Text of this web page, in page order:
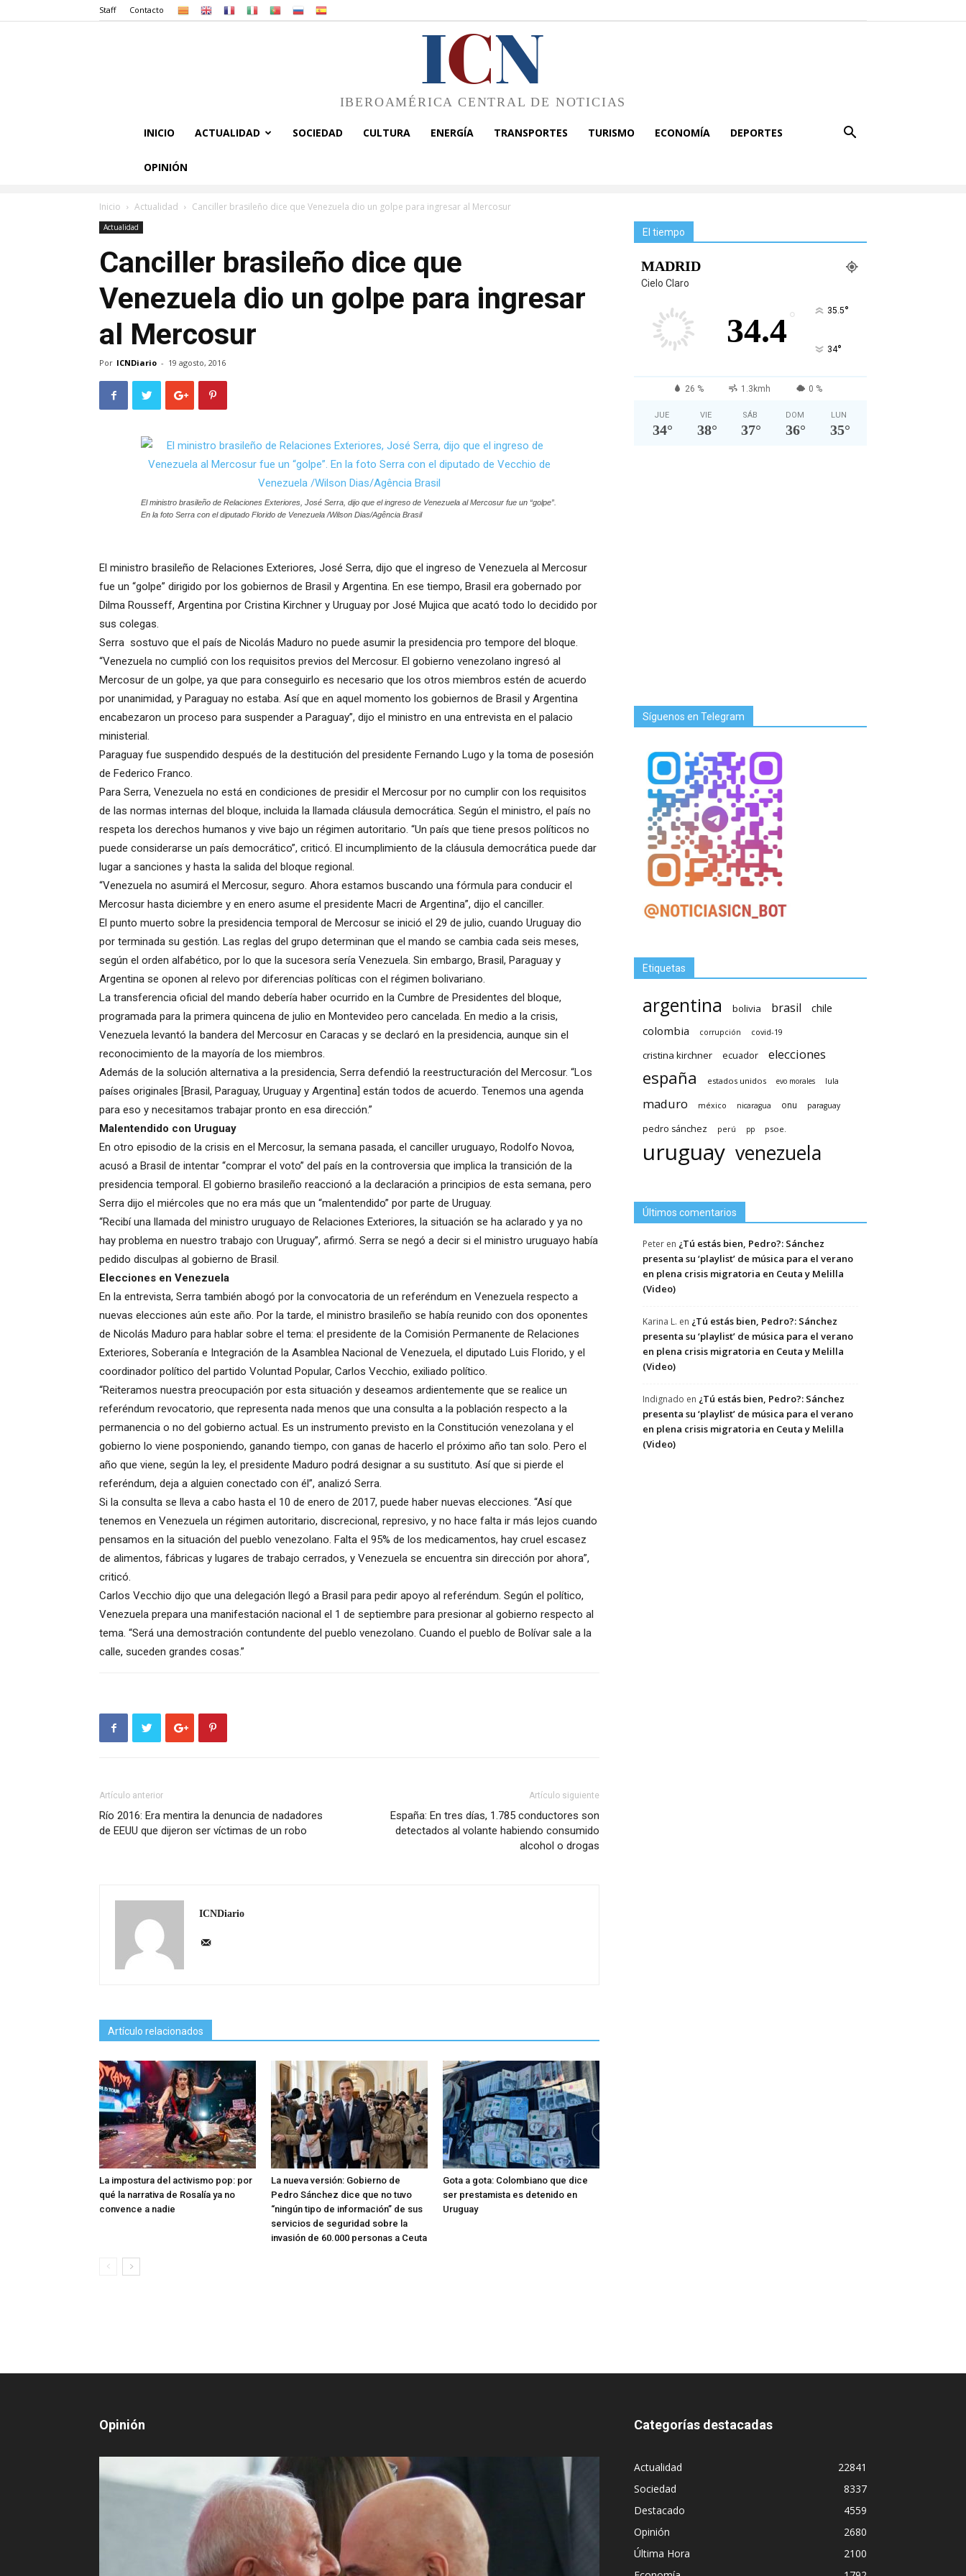
Staff Contacto
ICN
IBEROAMÉRICA CENTRAL DE NOTICIAS
INICIO ACTUALIDAD SOCIEDAD CULTURA ENERGÍA TRANSPORTES TURISMO ECONOMÍA DEPORTES
OPINIÓN
Inicio Actualidad Canciller brasileño dice que Venezuela dio un golpe para ingresar al Mercosur
Actualidad
Canciller brasileño dice que
Venezuela dio un golpe para ingresar
al Mercosur
Por ICNDiario - 19 agosto, 2016
El ministro brasileño de Relaciones Exteriores, José Serra, dijo que el ingreso de Venezuela al Mercosur fue un “golpe”.
En la foto Serra con el diputado Florido de Venezuela /Wilson Dias/Agência Brasil
El ministro brasileño de Relaciones Exteriores, José Serra, dijo que el ingreso de Venezuela al Mercosur
fue un “golpe” dirigido por los gobiernos de Brasil y Argentina. En ese tiempo, Brasil era gobernado por
Dilma Rousseff, Argentina por Cristina Kirchner y Uruguay por José Mujica que acató todo lo decidido por
sus colegas.
Serra sostuvo que el país de Nicolás Maduro no puede asumir la presidencia pro tempore del bloque.
“Venezuela no cumplió con los requisitos previos del Mercosur. El gobierno venezolano ingresó al
Mercosur de un golpe, ya que para conseguirlo es necesario que los otros miembros estén de acuerdo
por unanimidad, y Paraguay no estaba. Así que en aquel momento los gobiernos de Brasil y Argentina
encabezaron un proceso para suspender a Paraguay”, dijo el ministro en una entrevista en el palacio
ministerial.
Paraguay fue suspendido después de la destitución del presidente Fernando Lugo y la toma de posesión
de Federico Franco.
Para Serra, Venezuela no está en condiciones de presidir el Mercosur por no cumplir con los requisitos
de las normas internas del bloque, incluida la llamada cláusula democrática. Según el ministro, el país no
respeta los derechos humanos y vive bajo un régimen autoritario. “Un país que tiene presos políticos no
puede considerarse un país democrático”, criticó. El incumplimiento de la cláusula democrática puede dar
lugar a sanciones y hasta la salida del bloque regional.
“Venezuela no asumirá el Mercosur, seguro. Ahora estamos buscando una fórmula para conducir el
Mercosur hasta diciembre y en enero asume el presidente Macri de Argentina”, dijo el canciller.
El punto muerto sobre la presidencia temporal de Mercosur se inició el 29 de julio, cuando Uruguay dio
por terminada su gestión. Las reglas del grupo determinan que el mando se cambia cada seis meses,
según el orden alfabético, por lo que la sucesora sería Venezuela. Sin embargo, Brasil, Paraguay y
Argentina se oponen al relevo por diferencias políticas con el régimen bolivariano.
La transferencia oficial del mando debería haber ocurrido en la Cumbre de Presidentes del bloque,
programada para la primera quincena de julio en Montevideo pero cancelada. En medio a la crisis,
Venezuela levantó la bandera del Mercosur en Caracas y se declaró en la presidencia, aunque sin el
reconocimiento de la mayoría de los miembros.
Además de la solución alternativa a la presidencia, Serra defendió la reestructuración del Mercosur. “Los
países originales [Brasil, Paraguay, Uruguay y Argentina] están todos de acuerdo. Tenemos una agenda
para eso y necesitamos trabajar pronto en esa dirección.”
Malentendido con Uruguay
En otro episodio de la crisis en el Mercosur, la semana pasada, el canciller uruguayo, Rodolfo Novoa,
acusó a Brasil de intentar “comprar el voto” del país en la controversia que implica la transición de la
presidencia temporal. El gobierno brasileño reaccionó a la declaración a principios de esta semana, pero
Serra dijo el miércoles que no era más que un “malentendido” por parte de Uruguay.
“Recibí una llamada del ministro uruguayo de Relaciones Exteriores, la situación se ha aclarado y ya no
hay problema en nuestro trabajo con Uruguay”, afirmó. Serra se negó a decir si el ministro uruguayo había
pedido disculpas al gobierno de Brasil.
Elecciones en Venezuela
En la entrevista, Serra también abogó por la convocatoria de un referéndum en Venezuela respecto a
nuevas elecciones aún este año. Por la tarde, el ministro brasileño se había reunido con dos oponentes
de Nicolás Maduro para hablar sobre el tema: el presidente de la Comisión Permanente de Relaciones
Exteriores, Soberanía e Integración de la Asamblea Nacional de Venezuela, el diputado Luis Florido, y el
coordinador político del partido Voluntad Popular, Carlos Vecchio, exiliado político.
“Reiteramos nuestra preocupación por esta situación y deseamos ardientemente que se realice un
referéndum revocatorio, que representa nada menos que una consulta a la población respecto a la
permanencia o no del gobierno actual. Es un instrumento previsto en la Constitución venezolana y el
gobierno lo viene posponiendo, ganando tiempo, con ganas de hacerlo el próximo año tan solo. Pero el
año que viene, según la ley, el presidente Maduro podrá designar a su sustituto. Así que si pierde el
referéndum, deja a alguien conectado con él”, analizó Serra.
Si la consulta se lleva a cabo hasta el 10 de enero de 2017, puede haber nuevas elecciones. “Así que
tenemos en Venezuela un régimen autoritario, discrecional, represivo, y no hace falta ir más lejos cuando
pensamos en la situación del pueblo venezolano. Falta el 95% de los medicamentos, hay cruel escasez
de alimentos, fábricas y lugares de trabajo cerrados, y Venezuela se encuentra sin dirección por ahora”,
criticó.
Carlos Vecchio dijo que una delegación llegó a Brasil para pedir apoyo al referéndum. Según el político,
Venezuela prepara una manifestación nacional el 1 de septiembre para presionar al gobierno respecto al
tema. “Será una demostración contundente del pueblo venezolano. Cuando el pueblo de Bolívar sale a la
calle, suceden grandes cosas.”
Artículo anterior
Río 2016: Era mentira la denuncia de nadadores
de EEUU que dijeron ser víctimas de un robo
Artículo siguiente
España: En tres días, 1.785 conductores son
detectados al volante habiendo consumido
alcohol o drogas
ICNDiario
Artículo relacionados
La impostura del activismo pop: por
qué la narrativa de Rosalía ya no
convence a nadie
La nueva versión: Gobierno de
Pedro Sánchez dice que no tuvo
“ningún tipo de información” de sus
servicios de seguridad sobre la
invasión de 60.000 personas a Ceuta
Gota a gota: Colombiano que dice
ser prestamista es detenido en
Uruguay
El tiempo
MADRID
Cielo Claro
34.4° 35.5°
34°
26 % 1.3kmh 0 %
JUE
34°
VIE
38°
SÁB
37°
DOM
36°
LUN
35°
Síguenos en Telegram
Etiquetas
argentina bolivia brasil
chile
colombia
corrupción covid-19
cristina kirchner ecuador elecciones
españa estados unidos evo morales lula
maduro méxico nicaragua onu paraguay
pedro sánchez perú pp psoe.
uruguay venezuela
Últimos comentarios
Peter en ¿Tú estás bien, Pedro?: Sánchez
presenta su ‘playlist’ de música para el verano
en plena crisis migratoria en Ceuta y Melilla
(Video)
Karina L. en ¿Tú estás bien, Pedro?: Sánchez
presenta su ‘playlist’ de música para el verano
en plena crisis migratoria en Ceuta y Melilla
(Video)
Indignado en ¿Tú estás bien, Pedro?: Sánchez
presenta su ‘playlist’ de música para el verano
en plena crisis migratoria en Ceuta y Melilla
(Video)
Opinión Categorías destacadas
Actualidad
22841
Sociedad
8337
Destacado
4559
Opinión
2680
Última Hora
2100